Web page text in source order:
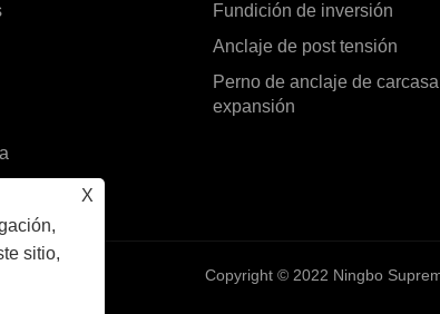
X
sitio,
Fundición de inversión
Anclaje de post tensión
Perno de anclaje de
expansión
Copyright © 2022 Ningbo